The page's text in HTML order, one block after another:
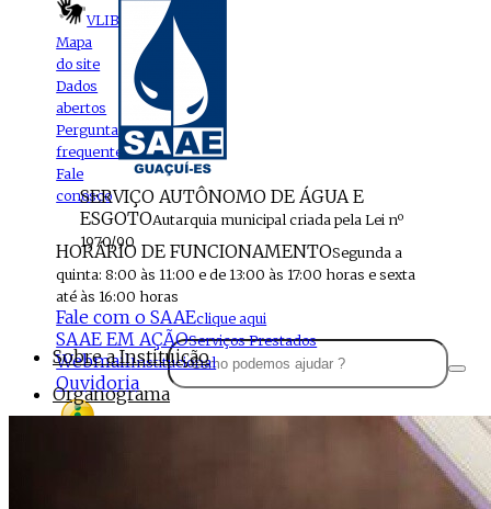
VLIBRAS
Mapa
do site
Dados
abertos
Perguntas
frequentes
Fale
conosco
SERVIÇO AUTÔNOMO DE ÁGUA E
ESGOTOAutarquia municipal criada pela Lei nº
1970/90
HORÁRIO DE FUNCIONAMENTOSegunda a
quinta: 8:00 às 11:00 e de 13:00 às 17:00 horas e sexta
até às 16:00 horas
Fale com o SAAEclique aqui
SAAE EM AÇÃOServiços Prestados
WebmailInstitucional
Ouvidoria
Sobre a Instituição
Organograma